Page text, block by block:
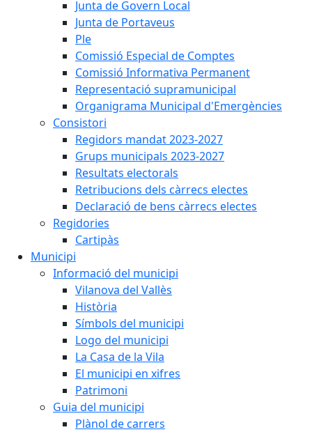
Junta de Govern Local
Junta de Portaveus
Ple
Comissió Especial de Comptes
Comissió Informativa Permanent
Representació supramunicipal
Organigrama Municipal d'Emergències
Consistori
Regidors mandat 2023-2027
Grups municipals 2023-2027
Resultats electorals
Retribucions dels càrrecs electes
Declaració de bens càrrecs electes
Regidories
Cartipàs
Municipi
Informació del municipi
Vilanova del Vallès
Història
Símbols del municipi
Logo del municipi
La Casa de la Vila
El municipi en xifres
Patrimoni
Guia del municipi
Plànol de carrers